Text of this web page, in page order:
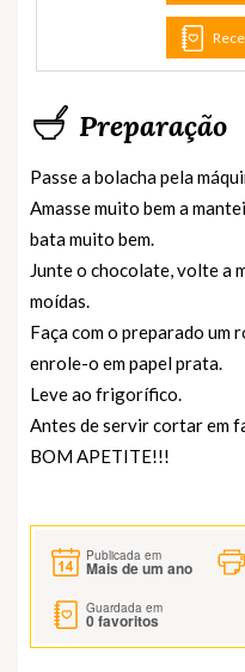
Preparação
Passe a bolacha pela
Amasse muito bem a
bata muito bem.
Junte o chocolate, volte a
moídas.
Faça com o preparado um
enrole-o em papel prata.
Leve ao frigorífico.
Antes de servir cortar em
BOM APETITE!!!
Publicada em
Mais de um ano
Guardada em
0favoritos